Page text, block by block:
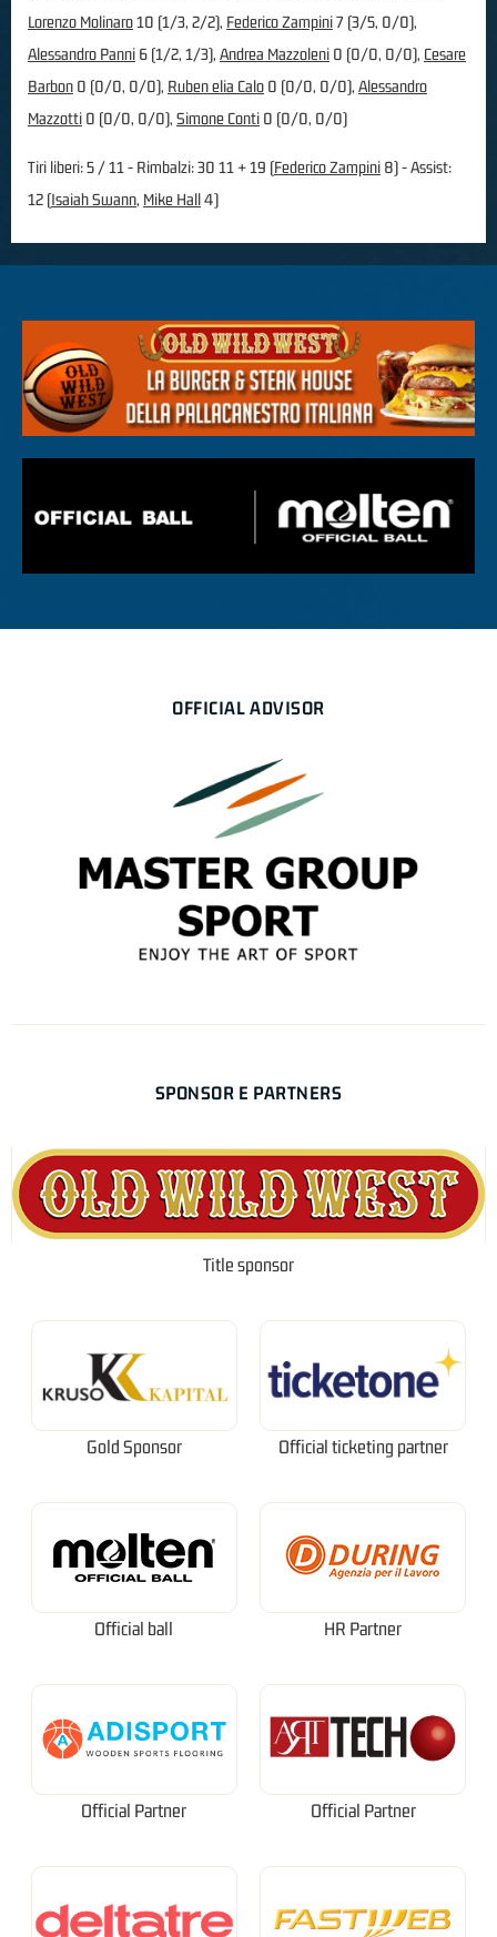
Lorenzo Molinaro10 (1/3, 2/2), Federico Zampini7 (3/5, 0/0),
Alessandro Panni 6 (1/2, 1/3), Andrea Mazzoleni 0 (0/0, 0/0), Cesare
Barbon 0 (0/0, 0/0), Ruben elia Calo 0 (0/0, 0/0), Alessandro
Mazzotti 0 (0/0, 0/0), Simone Conti 0 (0/0, 0/0)
Tiri liberi: 5 / 11 - Rimbalzi: 30 11 + 19 (Federico Zampini 8) - Assist:
12 (Isaiah Swann, Mike Hall4)
OFFICIAL ADVISOR
SPONSOR E PARTNERS
Title sponsor
Gold Sponsor Official ticketing partner
Official ball HR Partner
Official Partner Official Partner